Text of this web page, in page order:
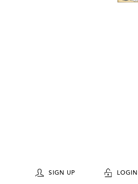
SIGN UP LOGIN